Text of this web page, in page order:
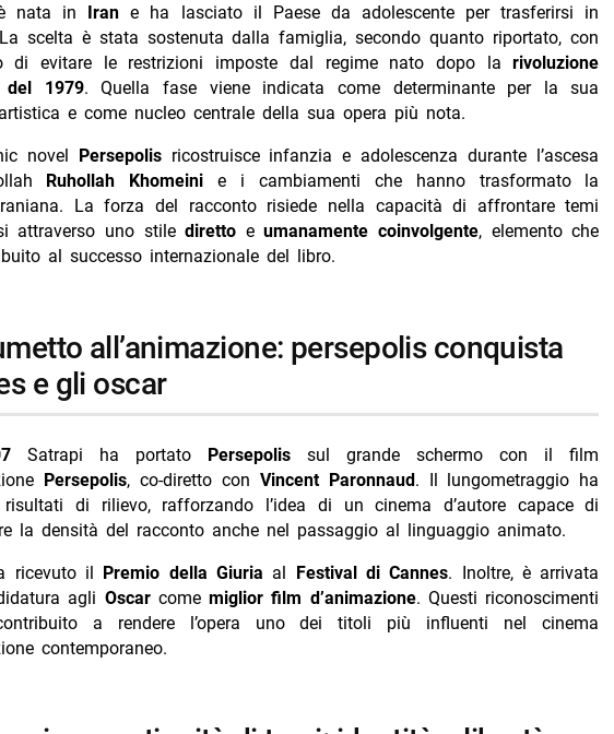
nata in Iran e ha lasciato il Paese da adolescente per trasferirsi in
scelta è stata sostenuta dalla famiglia, secondo quanto riportato, con
di evitare le restrizioni imposte dal regime nato dopo larivoluzione
del 1979. Quella fase viene indicata come determinante per la sua
e come nucleo centrale della sua opera più nota.
novel Persepolisricostruisce infanzia e adolescenza durante l’ascesa
Ruhollah Khomeini e i cambiamenti che hanno trasformato la
La forza del racconto risiede nella capacità di affrontare temi
attraverso uno stilediretto eumanamente coinvolgente, elemento che
al successo internazionale del libro.
e gli oscar
Satrapi ha portato Persepolissul grande schermo con il film
Persepolis, co-diretto con Vincent Paronnaud. Il lungometraggio ha
risultati di rilievo, rafforzando l’idea di un cinema d’autore capace di
la densità del racconto anche nel passaggio al linguaggio animato.
ricevuto il Premio della Giuria al Festival di Cannes. Inoltre, è arrivata
agli Oscarcomemiglior film d’animazione. Questi riconoscimenti
a rendere l’opera uno dei titoli più influenti nel cinema
contemporaneo.